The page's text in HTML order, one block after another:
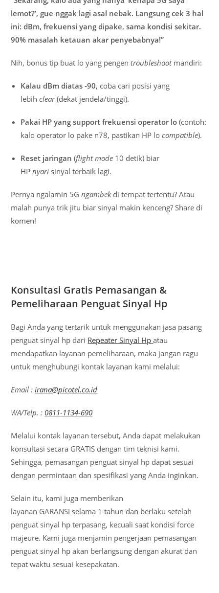
lemot?’, gue nggak lagi asal nebak. Langsung cek 3 hal
ini: dBm, frekuensi yang dipake, sama kondisi sekitar.
90% masalah ketauan akar penyebabnya!”
Nih, bonus tip buat lo yang pengentroubleshootmandiri:
Kalau dBm diatas -90, coba cari posisi yang
lebihclear(dekat jendela/tinggi).
Pakai HP yang support frekuensi operator lo (contoh:
kalo operator lo pake n78, pastikan HP locompatible).
Reset jaringan (flight mode 10 detik) biar
HPnyari sinyal terbaik lagi.
Pernya ngalamin 5Gngambekdi tempat tertentu? Atau
malah punya trik jitu biar sinyal makin kenceng? Share di
komen!
Konsultasi Gratis Pemasangan &
Pemeliharaan Penguat Sinyal Hp
Bagi Anda yang tertarik untuk menggunakan jasa pasang
penguat sinyal hp dari Repeater Sinyal Hpatau
mendapatkan layanan pemeliharaan, maka jangan ragu
untuk menghubungi kontak layanan kami melalui:
Email :irana@picotel.co.id
WA/Telp. : 0811-1134-690
Melalui kontak layanan tersebut, Anda dapat melakukan
konsultasi secara GRATIS dengan tim teknisi kami.
Sehingga, pemasangan penguat sinyal hp dapat sesuai
dengan permintaan dan spesifikasi yang Anda inginkan.
Selain itu, kami juga memberikan
layanan GARANSI selama 1 tahun dan berlaku setelah
penguat sinyal hp terpasang, kecuali saat kondisi force
majeure. Kami juga menjamin pengerjaan pemasangan
penguat sinyal hp akan berlangsung dengan akurat dan
tepat waktu sesuai kesepakatan.